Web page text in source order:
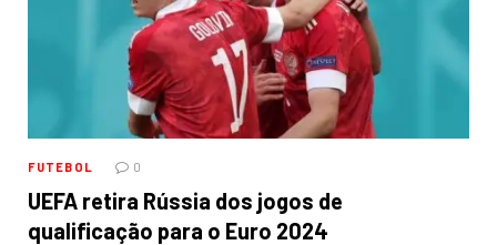
FUTEBOL 0
UEFA retira Rússia dos jogos de
qualificação para o Euro 2024